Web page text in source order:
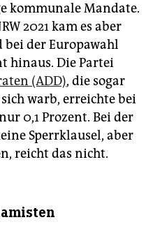
kommunale Mandate.
2021 kam es aber
bei der Europawahl
hinaus. Die Partei
(ADD), die sogar
warb, erreichte bei
0,1 Prozent. Bei der
Sperrklausel, aber
reicht das nicht.